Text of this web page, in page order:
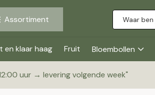
Assortiment
en klaar haag Fruit Bloembollen
uur → levering volgende week"